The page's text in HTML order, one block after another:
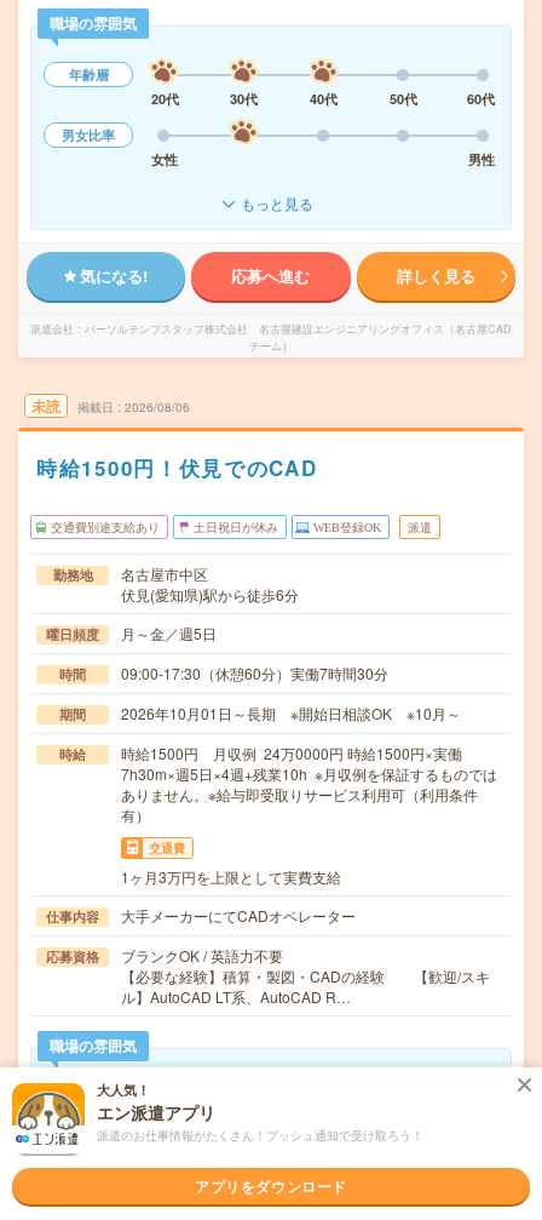
職場の雰囲気
年齢層
20代
30代 40代 50代
60代
男女比率
女性
男性
もっと見る
気になる! 応募へ進む 詳しく見る
派遣会社
パーソルテンプスタッフ株式会社 名古屋建設エンジニアリングオフィス（名古屋CAD
チーム）
未読 掲載日 2026/08/06
時給1500円！伏見でのCAD
交通費別途支給あり 土日祝日が休み WEB登録OK 派遣
勤務地
名古屋市中区
伏見(愛知県)駅から徒歩6分
曜日頻度 月～金／週5日
時間 09:00-17:30（休憩60分）実働7時間30分
期間 2026年10月01日～長期 ※開始日相談OK ※10月～
時給
時給1500円 月収例 24万0000円 時給1500円×実働
7h30m×週5日×4週+残業10h ※月収例を保証するものでは
ありません。※給与即受取りサービス利用可（利用条件
有）
交通費
1ヶ月3万円を上限として実費支給
仕事内容 大手メーカーにてCADオペレーター
応募資格
ブランクOK / 英語力不要
【必要な経験】積算・製図・CADの経験 【歓迎/スキ
ル】AutoCAD LT系、AutoCAD R…
職場の雰囲気
年齢層
20代
男女比率
大人気！
エン派遣アプリ
派遣のお仕事情報がたくさん！プッシュ通知で受け取ろう！
アプリをダウンロード